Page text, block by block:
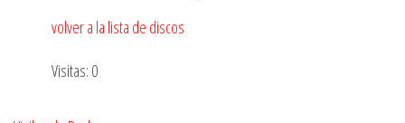
volver a la lista de discos
Visitas: 0